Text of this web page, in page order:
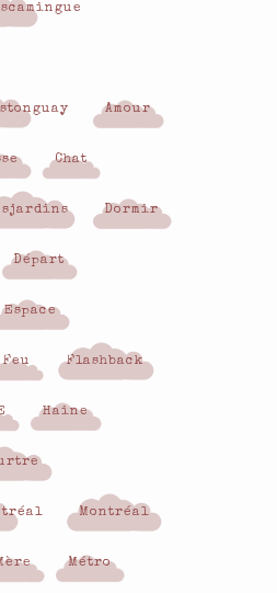
Amour
Chat
Dormir
Départ
Espace
Feu Flashback
Haine
Montréal
Métro